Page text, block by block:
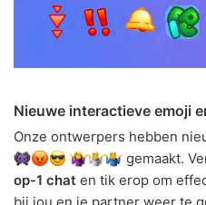
Nieuwe interactieve emoji
Onze ontwerpers hebben
gemaakt.
op-1 chat en tik erop om